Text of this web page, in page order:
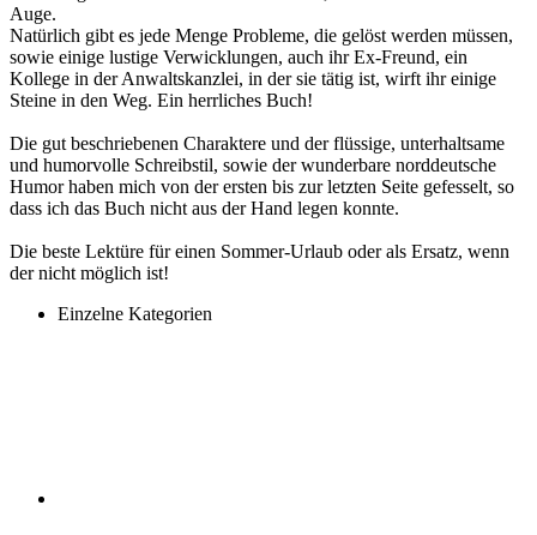
Auge.
Natürlich gibt es jede Menge Probleme, die gelöst werden müssen,
sowie einige lustige Verwicklungen, auch ihr Ex-Freund, ein
Kollege in der Anwaltskanzlei, in der sie tätig ist, wirft ihr einige
Steine in den Weg. Ein herrliches Buch!
Die gut beschriebenen Charaktere und der flüssige, unterhaltsame
und humorvolle Schreibstil, sowie der wunderbare norddeutsche
Humor haben mich von der ersten bis zur letzten Seite gefesselt, so
dass ich das Buch nicht aus der Hand legen konnte.
Die beste Lektüre für einen Sommer-Urlaub oder als Ersatz, wenn
der nicht möglich ist!
Einzelne Kategorien